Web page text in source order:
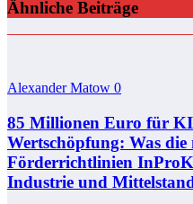
Ähnliche Beiträge
Alexander Matow 0
85 Millionen Euro für
Wertschöpfung: Was
Förderrichtlinien
Industrie und